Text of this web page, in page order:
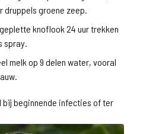
druppels groene zeep.
knoflook 24 uur trekken
spray.
melk op 9 delen water, vooral
bij beginnende infecties of ter